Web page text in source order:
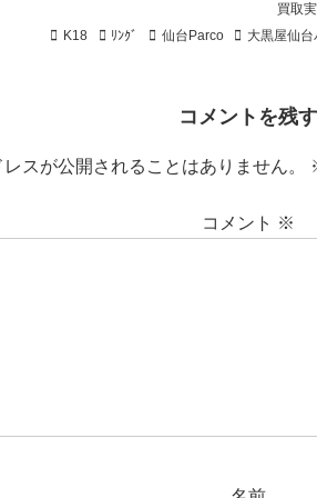
買取
K18 ﾘﾝｸﾞ 仙台Parco 大黒屋仙
コメントを残す
レスが公開されることはありません。
コメント ※